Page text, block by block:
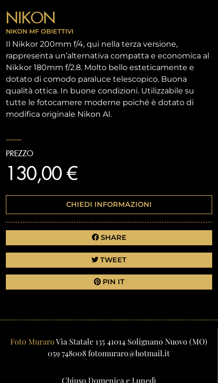
NIKON
NIKON MF OBIETTIVI
Il Nikkor 200mm f/4, qui nella terza versione,
rappresenta un’alternativa compatta e economica al
Nikkor 180mm f/2.8. Molto bello esteticamente e
dotato di comodo paraluce telescopico. Buona
qualità ottica. In buone condizioni. Utilizzabile su
tutte le fotocamere moderne poiché è dotato di
modifica originale Nikon AI.
PREZZO
130,00 €
CHIEDI INFORMAZIONI
SHARE
TWEET
PIN IT
Foto MuraroVia Statale 135 41014 Solignano Nuovo (MO)
059 748008fotomuraro@hotmail.it
Chiuso Domenica e Lunedì